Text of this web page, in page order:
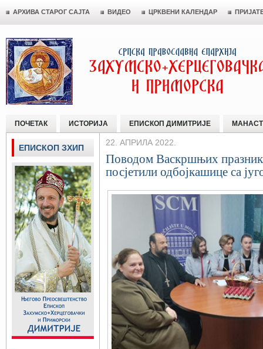
АРХИВА СТАРОГ САЈТА ВИДЕО ЦРКВЕНИ КАЛЕНДАР
ПОЧЕТАК ИСТОРИЈА ЕПИСКОП ДИМИТРИЈЕ
22. АПРИЛА 2022.
Поводом Васкршњих
посјетили одбојкашице са
ЕПИСКОП ЗХИП